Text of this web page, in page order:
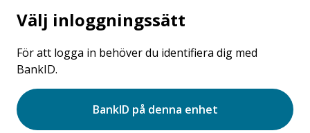
Välj inloggningssätt
För att logga in behöver du identifiera dig med
BankID.